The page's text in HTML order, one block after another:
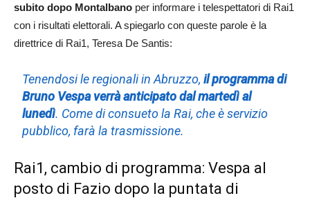
subito dopo Montalbano per informare i telespettatori di Rai1
con i risultati elettorali. A spiegarlo con queste parole è la
direttrice di Rai1, Teresa De Santis:
Tenendosi le regionali in Abruzzo,il programma di
Bruno Vespa verrà anticipato dal martedì al
lunedì. Come di consueto la Rai, che è servizio
pubblico, farà la trasmissione.
Rai1, cambio di programma: Vespa al
posto di Fazio dopo la puntata di